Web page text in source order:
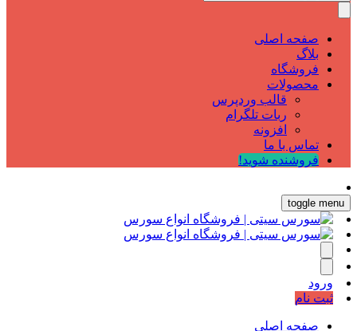
صفحه اصلی
بلاگ
فروشگاه
محصولات
قالب وردپرس
ربات تلگرام
افزونه
تماس با ما
فروشنده شوید!
toggle menu
ورود
ثبت نام
صفحه اصلی